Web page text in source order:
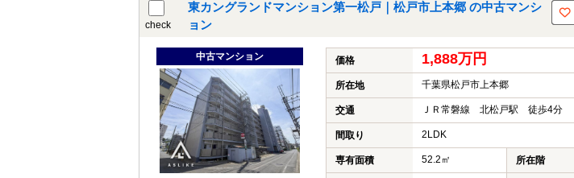
check
東カングランドマンション第一松戸｜松戸市上本郷 の中古マンシ
ョン
中古マンション 価格 1,888万円
所在地 千葉県松戸市上本郷
交通 ＪＲ常磐線 北松戸駅 徒歩4分
間取り 2LDK
専有面積 52.2㎡ 所在階